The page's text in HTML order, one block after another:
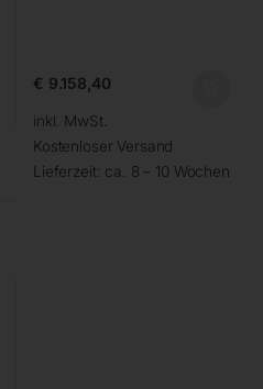
€ 9.158,40
inkl. MwSt.
Kostenloser Versand
Lieferzeit: ca. 8 – 10 Wochen